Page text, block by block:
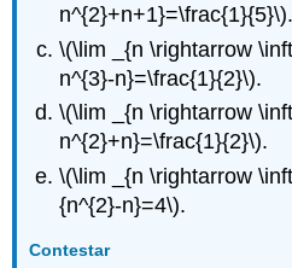
n^{2}+n+1}=\frac{1}{5}\).
\(\lim _{n \rightarrow
n^{3}-n}=\frac{1}{2}\).
\(\lim _{n \rightarrow
n^{2}+n}=\frac{1}{2}\).
\(\lim _{n \rightarrow
{n^{2}-n}=4\).
Contestar